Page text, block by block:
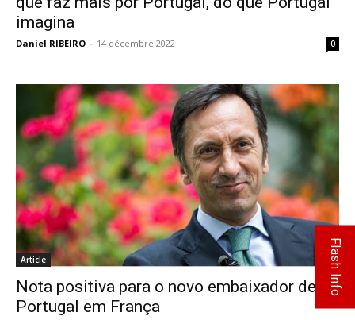
imagina
Daniel RIBEIRO - 14 décembre 2022 0
Article
Nota positiva para o novo embaixador de
Portugal em França
Flash Info